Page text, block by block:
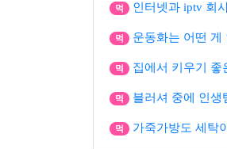
먹 인터넷과 iptv 회
먹 운동화는 어떤 게
먹 집에서 키우기 좋
먹 블러셔 중에 인생
먹 가죽가방도 세탁